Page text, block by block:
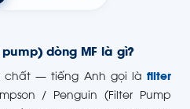
dòng MF là gì?
chất — tiếng Anh gọi làfilter
/ Penguin (Filter Pump